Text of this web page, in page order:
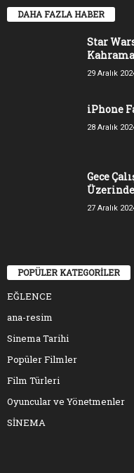
DAHA FAZLA HABER
Star
29 Aralık
iPhone
28 Aralık
Gece
27 Aralık
POPÜLER KATEGORİLER
EĞLENCE
ana-resim
Sinema Tarihi
Popüler Filmler
Film Türleri
Oyuncular ve Yönetmenler
SİNEMA